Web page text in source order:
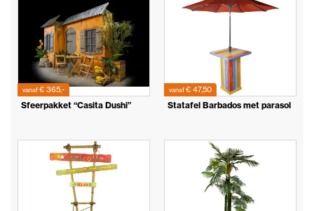
vanaf€ 365,-
Sfeerpakket “Casita Dushi”
vanaf€ 47,50
Statafel Barbados met parasol